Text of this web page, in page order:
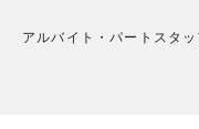
アルバイト・パートスタ